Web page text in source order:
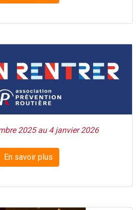
2025 au 4 janvier 2026
En savoir plus